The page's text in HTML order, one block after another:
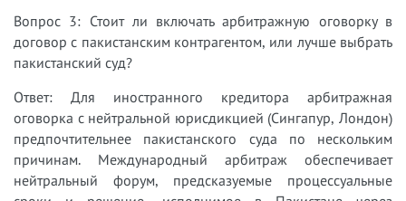
Вопрос 3: Стоит ли включать арбитражную оговорку в
договор с пакистанским контрагентом, или лучше выбрать
пакистанский суд?
Ответ: Для иностранного кредитора арбитражная
оговорка с нейтральной юрисдикцией (Сингапур, Лондон)
предпочтительнее пакистанского суда по нескольким
причинам. Международный арбитраж обеспечивает
нейтральный форум, предсказуемые процессуальные